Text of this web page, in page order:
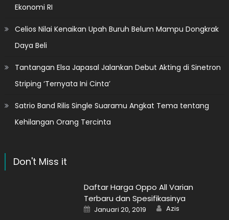
Ekonomi RI
Celios Nilai Kenaikan Upah Buruh Belum Mampu Dongkrak
Daya Beli
Tantangan Elsa Japasal Jalankan Debut Akting di Sinetron
Striping ‘Ternyata Ini Cinta’
Satrio Band Rilis Single Suaramu Angkat Tema tentang
Kehilangan Orang Tercinta
Don't Miss it
Daftar Harga Oppo All Varian
Terbaru dan Spesifikasinya
Posted
on
Januari 20, 2019 Author
Azis